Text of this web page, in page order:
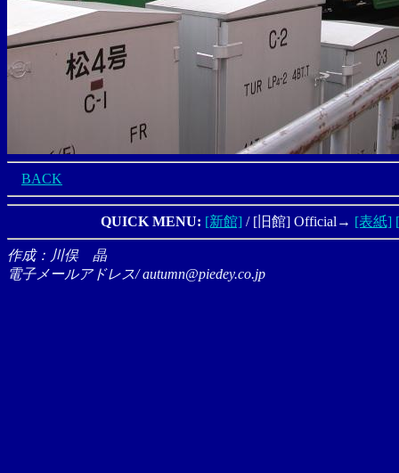
BACK
QUICK MENU: [新館] / [旧館] Official→ [表紙]
作成：川俣 晶
電子メールアドレス/ autumn@piedey.co.jp